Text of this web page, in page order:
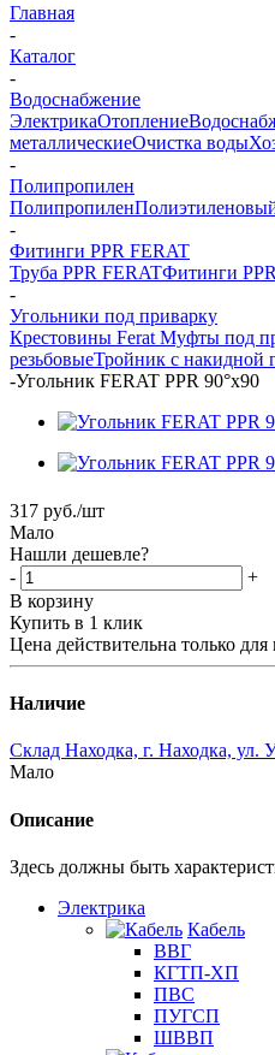
Главная
-
Каталог
-
Водоснабжение
ЭлектрикаОтопление
металлическиеОчистка воды
-
Полипропилен
Полипропилен
-
Фитинги PPR FERAT
Труба PPR FERATФитинги
-
Угольники под приварку
Крестовины Ferat Муфты под
резьбовыеТройник с накидной
-Угольник FERAT PPR 90°х90
317 руб./шт
Мало
Нашли дешевле?
-
+
В корзину
Купить в 1 клик
Цена действительна только
Наличие
Склад Находка, г. Находка, ул.
Мало
Описание
Здесь должны быть
Электрика
Кабель
ВВГ
КГТП-ХП
ПВС
ПУГСП
ШВВП